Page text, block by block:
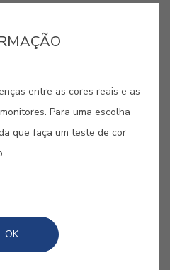
pela
inspira este ocre
entre as cores reais e as
Para uma escolha
que faça um teste de cor
OK